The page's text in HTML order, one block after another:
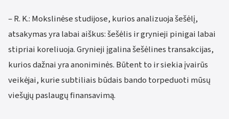
– R. K.: Mokslinėse studijose, kurios analizuoja šešėlį,
atsakymas yra labai aiškus: šešėlis ir grynieji pinigai labai
stipriai koreliuoja. Grynieji įgalina šešėlines transakcijas,
kurios dažnai yra anoniminės. Būtent to ir siekia įvairūs
veikėjai, kurie subtiliais būdais bando torpeduoti mūsų
viešųjų paslaugų finansavimą.